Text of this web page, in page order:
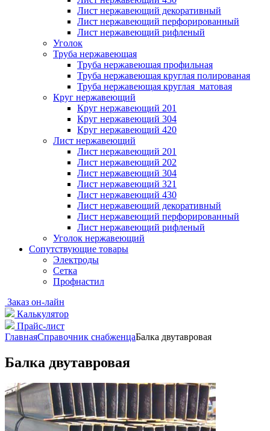
Лист нержавеющий декоративный
Лист нержавеющий перфорированный
Лист нержавеющий рифленый
Уголок
Труба нержавеющая
Труба нержавеющая профильная
Труба нержавеющая круглая полированая
Труба нержавеющая круглая матовая
Круг нержавеющий
Круг нержавеющий 201
Круг нержавеющий 304
Круг нержавеющий 420
Лист нержавеющий
Лист нержавеющий 201
Лист нержавеющий 202
Лист нержавеющий 304
Лист нержавеющий 321
Лист нержавеющий 430
Лист нержавеющий декоративный
Лист нержавеющий перфорированный
Лист нержавеющий рифленый
Уголок нержавеющий
Cопутствующие товары
Электроды
Сетка
Профнастил
Заказ он-лайн
Калькулятор
Прайс-лист
ГлавнаяСправочник снабженцаБалка двутавровая
Балка двутавровая